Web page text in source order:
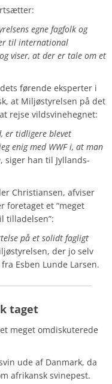
egne fagfolk og
til international
viser, at der er tale om et
førende eksperter i
at Miljøstyrelsen på det
rejse vildsvinehegnet:
er tidligere blevet
enig med WWF i, at man
, siger han til Jyllands-
Christiansen, afviser
foretaget et “meget
tilladelsen”:
på et solidt fagligt
der jo selv
Esben Lunde Larsen.
taget
meget omdiskuterede
ude af Danmark, da
afrikansk svinepest.